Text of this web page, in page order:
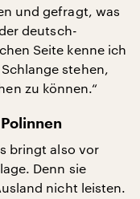
und gefragt, was
deutsch-
Seite kenne ich
stehen,
zu können.“
bringt also vor
Denn sie
nicht leisten.